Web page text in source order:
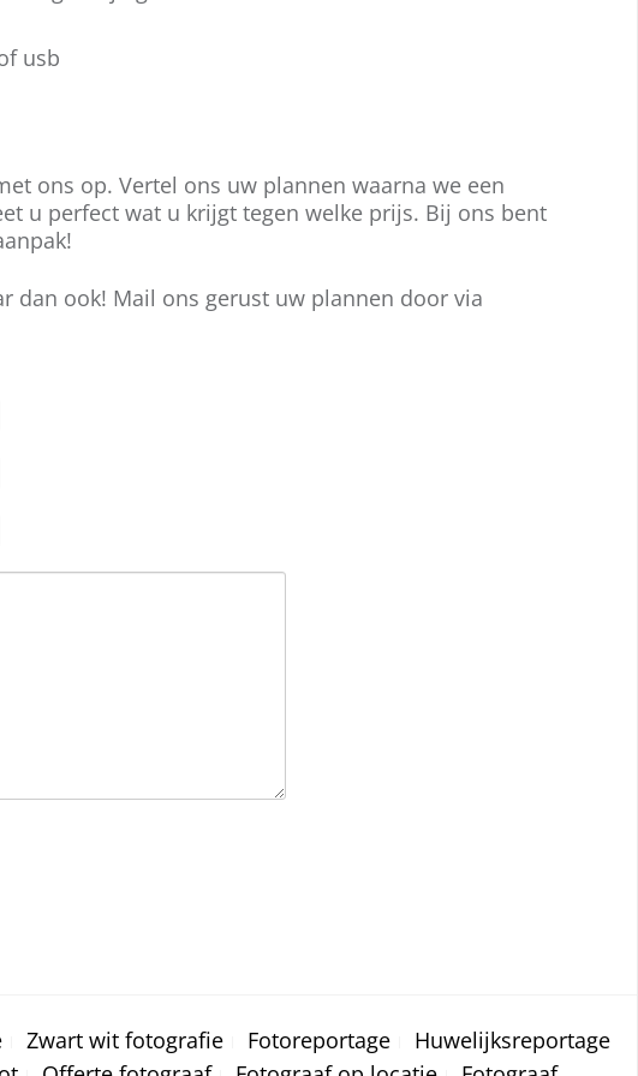
deze van uw ouders.
graag met u door! Neem nu contact met ons
op.
usb
ons op. Vertel ons uw plannen waarna we een
u perfect wat u krijgt tegen welke prijs. Bij ons bent
dan ook! Mail ons gerust uw plannen door via
Zwart wit fotografie Fotoreportage
Huwelijksreportage